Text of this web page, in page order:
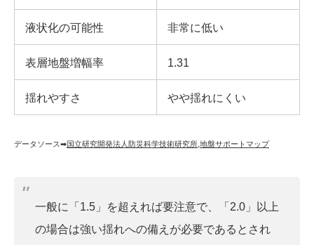
液状化の可能性 非常に低い
表層地盤増幅率 1.31
揺れやすさ やや揺れにくい
データソース➡︎国立研究開発法人防災科学技術研究所 地盤サポートマップ
一般に「1.5」を超えれば要注意で、「2.0」以上
の場合は強い揺れへの備えが必要であるとされ